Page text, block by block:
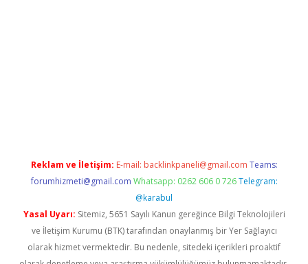
Reklam ve İletişim: E-mail: backlinkpaneli@gmail.com Teams:
forumhizmeti@gmail.com Whatsapp: 0262 606 0 726 Telegram:
@karabul
Yasal Uyarı: Sitemiz, 5651 Sayılı Kanun gereğince Bilgi Teknolojileri
ve İletişim Kurumu (BTK) tarafından onaylanmış bir Yer Sağlayıcı
olarak hizmet vermektedir. Bu nedenle, sitedeki içerikleri proaktif